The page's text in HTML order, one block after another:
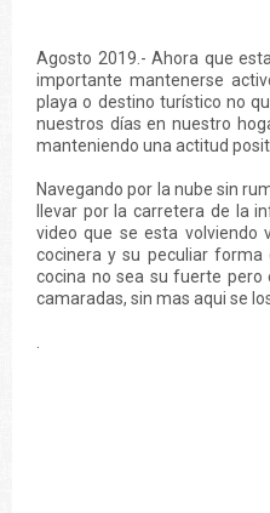
Agosto 2019.- Ahora que
importante mantenerse
playa o destino turístico no
nuestros días en nuestro
manteniendo una actitud
Navegando por la nube sin
llevar por la carretera de la
video que se esta volviendo
cocinera y su peculiar
cocina no sea su fuerte pero
camaradas, sin mas aqui se
.